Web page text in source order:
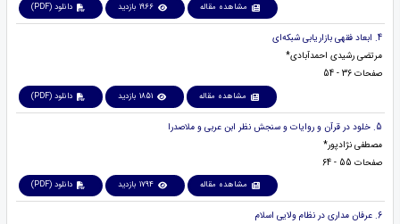
مشاهده مقاله 1966 بازدید دانلود (PDF)
4. ابعاد فقهی بازاریابی شبکه‌ای
مرتضی رشیدی احمدآبادی*
صفحات 36 - 54
مشاهده مقاله 1851 بازدید دانلود (PDF)
5. خلود در قرآن و روایات و سنجش نظر ابن عربی و ملاصدرا
مصطفی نژادپور*
صفحات 55 - 64
مشاهده مقاله 1794 بازدید دانلود (PDF)
6. عرفان مداری در نظام ولایی اسلام